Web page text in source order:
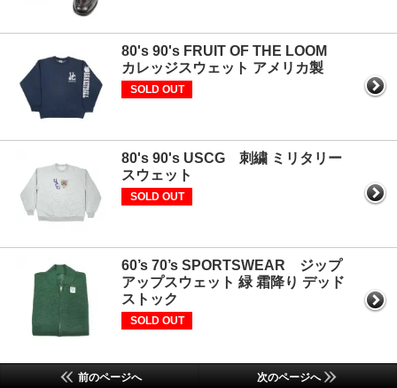
80's 90's FRUIT OF THE LOOM
カレッジスウェット アメリカ製
SOLD OUT
80's 90's USCG 刺繍 ミリタリー
スウェット
SOLD OUT
60’s 70’s SPORTSWEAR ジップ
アップスウェット 緑 霜降り デッド
ストック
SOLD OUT
前のページへ 次のページへ